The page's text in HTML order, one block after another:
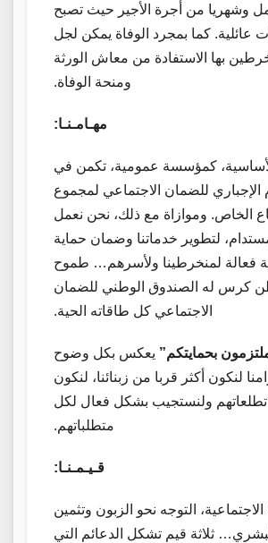
وشهريا من أجرة الأجير حيث تصبح
عائلية. كما بمجرد الوفاة يمكن لجل
بها الاستفادة من معاش الورثة
ومنحة الوفاة.
مهـامـنـا:
كمؤسسة عمومية، تكمن في
الإجباري للضمان الاجتماعي لمجموع
الخاص. وموازاة مع ذلك، نحن نعمل
لتطوير خدماتنا وضمان حماية
فعالة لمنخرطينا ولأسرهم… طموح
كرس له الصندوق الوطني للضمان
الاجتماعي كل طاقاته الحية.
بحمايتكم” يعكس بكل وضوح
لنكون أكثر قربا من زبنائنا، لنكون
ولنستجيب بشكل فعال لكل
متطلباتهم.
قـيـمـنـا:
الاجتماعية، التوجه نحو الزبون وتثمين
ثلاثة قيم تشكل الدعائم التي